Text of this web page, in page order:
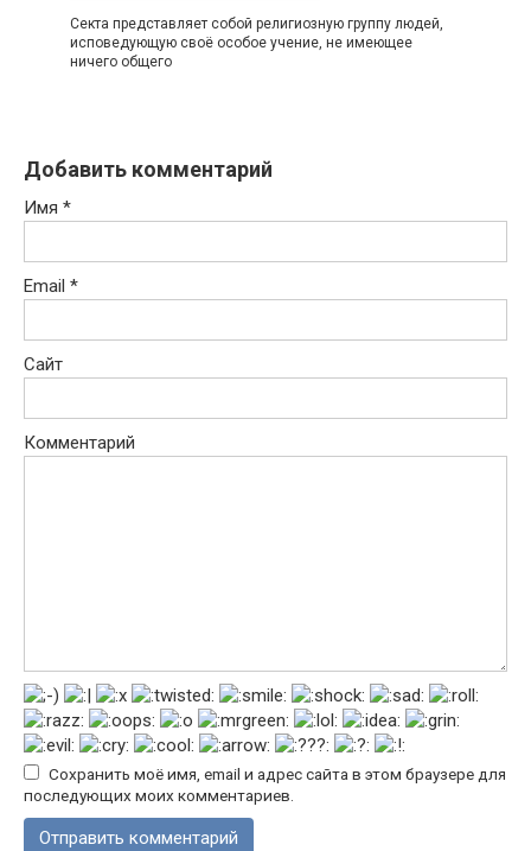
Секта представляет собой религиозную группу людей,
исповедующую своё особое учение, не имеющее
ничего общего
Добавить комментарий
Имя *
Email *
Сайт
Комментарий
Сохранить моё имя, email и адрес сайта в этом браузере для
последующих моих комментариев.